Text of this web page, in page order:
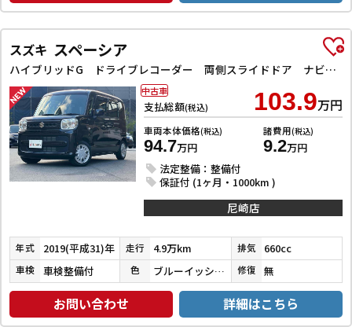
スズキ スペーシア
ハイブリッドG ドライブレコーダー 両側スライドドア ナビ TV オートライト スマートキー アイドリングストップ 電動格納ミラー ベンチシート CVT ABS ESC CD エアコン パワーウィンドウ
支払総額(税込) 103.9万円
車両本体価格(税込)
94.7万円
諸費用(税込)
9.2万円
法定整備：整備付
保証付 (1ヶ月・1000km )
中古車
尼崎店
年式 2019(平成31)年 走行 4.9万km 排気 660cc
車検 車検整備付 色 ブルーイッシュブラックパール３ 修復 無
お問い合わせ 詳細はこちら